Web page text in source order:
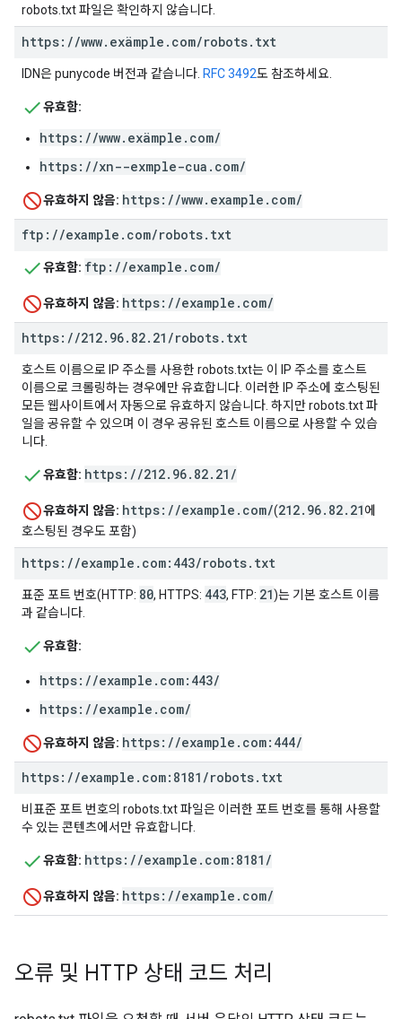
robots.txt 파일은 확인하지 않습니다.
https: //www. exämple . com/robots. txt
IDN은 punycode 버전과 같습니다. RFC 3492도 참조하세요.
유효함:
https://www.exämple.com/
https://xn--exmple-cua.com/
유효하지 않음: https://www.example.com/
ftp: //example . com/robots. txt
유효함: ftp://example.com/
유효하지 않음: https://example.com/
https: //212. 96. 82. 21 /robots. txt
호스트 이름으로 IP 주소를 사용한 robots.txt는 이 IP 주소를 호스트
이름으로 크롤링하는 경우에만 유효합니다. 이러한 IP 주소에 호스팅된
모든 웹사이트에서 자동으로 유효하지 않습니다. 하지만 robots.txt 파
일을 공유할 수 있으며 이 경우 공유된 호스트 이름으로 사용할 수 있습
니다.
유효함: https://212.96.82.21/
유효하지 않음: https://example.com/(212.96.82.21에
호스팅된 경우도 포함)
https: //example . com:443/robots. txt
표준 포트 번호(HTTP: 80, HTTPS: 443, FTP: 21)는 기본 호스트 이름
과 같습니다.
유효함:
https://example.com:443/
https://example.com/
유효하지 않음: https://example.com:444/
https: //example . com:8181 /robots. txt
비표준 포트 번호의 robots.txt 파일은 이러한 포트 번호를 통해 사용할
수 있는 콘텐츠에서만 유효합니다.
유효함: https://example.com:8181/
유효하지 않음: https://example.com/
오류 및 HTTP 상태 코드 처리